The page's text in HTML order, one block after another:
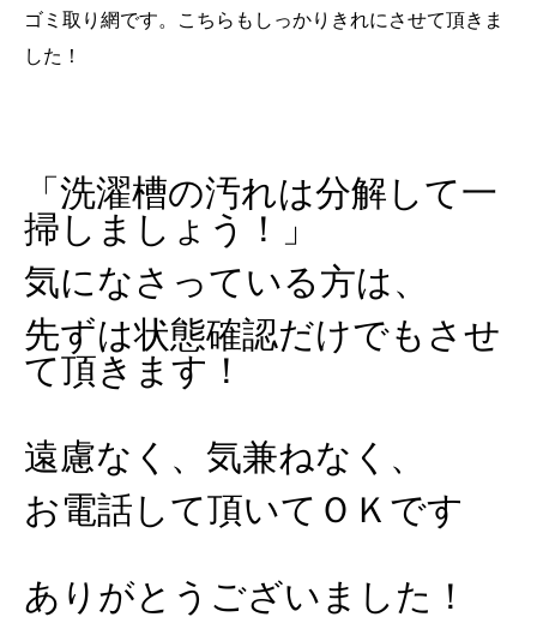
ゴミ取り網です。こちらもしっかりきれにさせて頂きま
した！
「洗濯槽の汚れは分解して一
掃しましょう！」
気になさっている方は、
先ずは状態確認だけでもさせ
て頂きます！
遠慮なく、気兼ねなく、
お電話して頂いてＯＫです
ありがとうございました！